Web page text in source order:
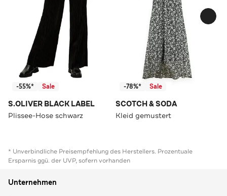
-55%* Sale
S.OLIVER BLACK LABEL
Plissee-Hose schwarz
-78%* Sale
SCOTCH & SODA
Kleid gemustert
* Unverbindliche Preisempfehlung des Herstellers. Prozentuale
Ersparnis ggü. der UVP, sofern vorhanden
Unternehmen